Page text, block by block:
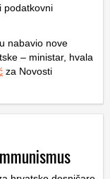
podatkovni
nabavio nove
– ministar, hvala
za Novosti